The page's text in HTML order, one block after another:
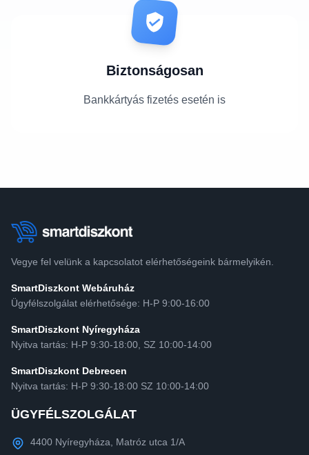
Biztonságosan
Bankkártyás fizetés esetén is
Vegye fel velünk a kapcsolatot elérhetőségeink bármelyikén.
SmartDiszkont Webáruház
Ügyfélszolgálat elérhetősége: H-P 9:00-16:00
SmartDiszkont Nyíregyháza
Nyitva tartás: H-P 9:30-18:00, SZ 10:00-14:00
SmartDiszkont Debrecen
Nyitva tartás: H-P 9:30-18:00 SZ 10:00-14:00
ÜGYFÉLSZOLGÁLAT
4400 Nyíregyháza, Matróz utca 1/A